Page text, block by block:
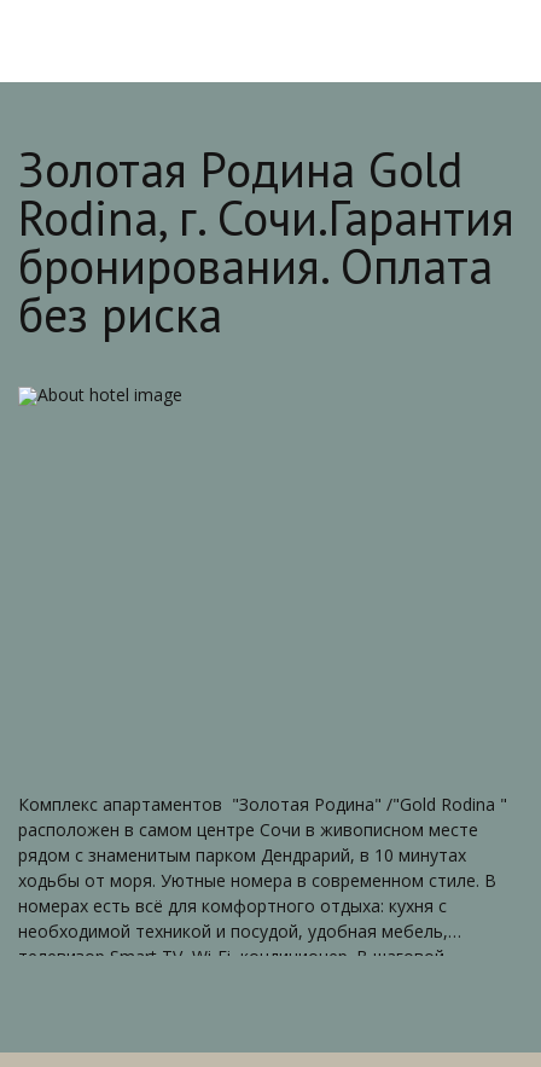
Золотая Родина Gold
Rodina, г. Сочи.Гарантия
бронирования. Оплата
без риска
Комплекс апартаментов "Золотая Родина" /"Gold Rodina "
расположен в самом центре Сочи в живописном месте
рядом с знаменитым парком Дендрарий, в 10 минутах
ходьбы от моря. Уютные номера в современном стиле. В
номерах есть всё для комфортного отдыха: кухня с
необходимой техникой и посудой, удобная мебель,
телевизор Smart TV, Wi-Fi, кондиционер. В шаговой
доступность-рядом остановки общественного транспорта